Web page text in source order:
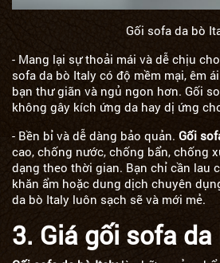
Gối sofa da bò
- Mang lại sự thoải mái và dễ chịu
sofa da bò Italy có độ mềm mại, êm
bạn thư giãn và ngủ ngon hơn. Gối
không gây kích ứng da hay dị ứng
- Bền bỉ và dễ dàng bảo quản. Gối
cao, chống nước, chống bẩn, chống
dạng theo thời gian. Bạn chỉ cần lau
khăn ẩm hoặc dung dịch chuyên
da bò Italy luôn sạch sẽ và mới mẻ.
3. Giá gối sofa